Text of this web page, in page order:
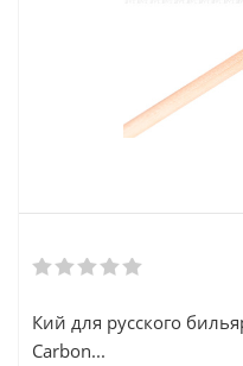
Кий для русского
Carbon...